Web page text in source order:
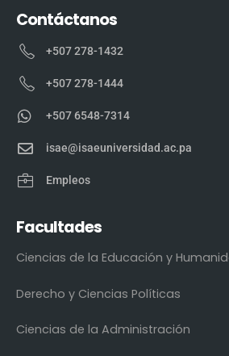
Contáctanos
+507 278-1432
+507 278-1444
+507 6548-7314
isae@isaeuniversidad.ac.pa
Empleos
Facultades
Ciencias de la Educación y
Derecho y Ciencias Políticas
Ciencias de la Administración